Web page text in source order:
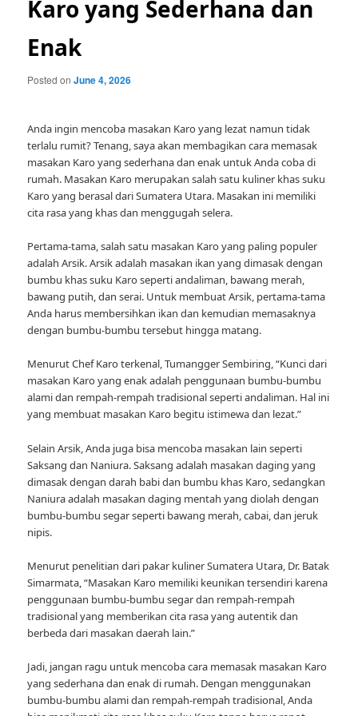
Karo yang Sederhana dan
Enak
Posted onJune 4, 2026
Anda ingin mencoba masakan Karo yang lezat namun tidak
terlalu rumit? Tenang, saya akan membagikan cara memasak
masakan Karo yang sederhana dan enak untuk Anda coba di
rumah. Masakan Karo merupakan salah satu kuliner khas suku
Karo yang berasal dari Sumatera Utara. Masakan ini memiliki
cita rasa yang khas dan menggugah selera.
Pertama-tama, salah satu masakan Karo yang paling populer
adalah Arsik. Arsik adalah masakan ikan yang dimasak dengan
bumbu khas suku Karo seperti andaliman, bawang merah,
bawang putih, dan serai. Untuk membuat Arsik, pertama-tama
Anda harus membersihkan ikan dan kemudian memasaknya
dengan bumbu-bumbu tersebut hingga matang.
Menurut Chef Karo terkenal, Tumangger Sembiring, “Kunci dari
masakan Karo yang enak adalah penggunaan bumbu-bumbu
alami dan rempah-rempah tradisional seperti andaliman. Hal ini
yang membuat masakan Karo begitu istimewa dan lezat.”
Selain Arsik, Anda juga bisa mencoba masakan lain seperti
Saksang dan Naniura. Saksang adalah masakan daging yang
dimasak dengan darah babi dan bumbu khas Karo, sedangkan
Naniura adalah masakan daging mentah yang diolah dengan
bumbu-bumbu segar seperti bawang merah, cabai, dan jeruk
nipis.
Menurut penelitian dari pakar kuliner Sumatera Utara, Dr. Batak
Simarmata, “Masakan Karo memiliki keunikan tersendiri karena
penggunaan bumbu-bumbu segar dan rempah-rempah
tradisional yang memberikan cita rasa yang autentik dan
berbeda dari masakan daerah lain.”
Jadi, jangan ragu untuk mencoba cara memasak masakan Karo
yang sederhana dan enak di rumah. Dengan menggunakan
bumbu-bumbu alami dan rempah-rempah tradisional, Anda